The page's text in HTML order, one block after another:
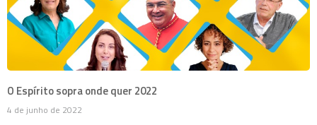
O Espírito sopra onde quer 2022
4 de junho de 2022